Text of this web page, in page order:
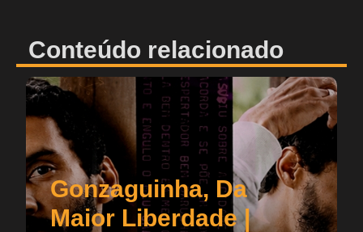
Conteúdo relacionado
Gonzaguinha, Da
Maior Liberdade |